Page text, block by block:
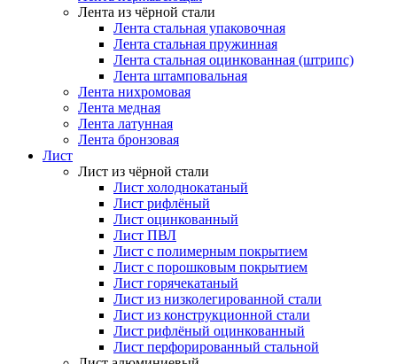
Лента из чёрной стали
Лента стальная упаковочная
Лента стальная пружинная
Лента стальная оцинкованная (штрипс)
Лента штамповальная
Лента нихромовая
Лента медная
Лента латунная
Лента бронзовая
Лист
Лист из чёрной стали
Лист холоднокатаный
Лист рифлёный
Лист оцинкованный
Лист ПВЛ
Лист с полимерным покрытием
Лист с порошковым покрытием
Лист горячекатаный
Лист из низколегированной стали
Лист из конструкционной стали
Лист рифлёный оцинкованный
Лист перфорированный стальной